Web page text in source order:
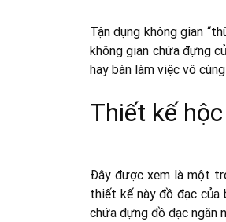
Tận dụng không gian
không gian chứa đựng
hay bàn làm việc vô
Thiết kế
Đây được xem là một
thiết kế này đồ đạc của
chứa đựng đồ đạc ngăn